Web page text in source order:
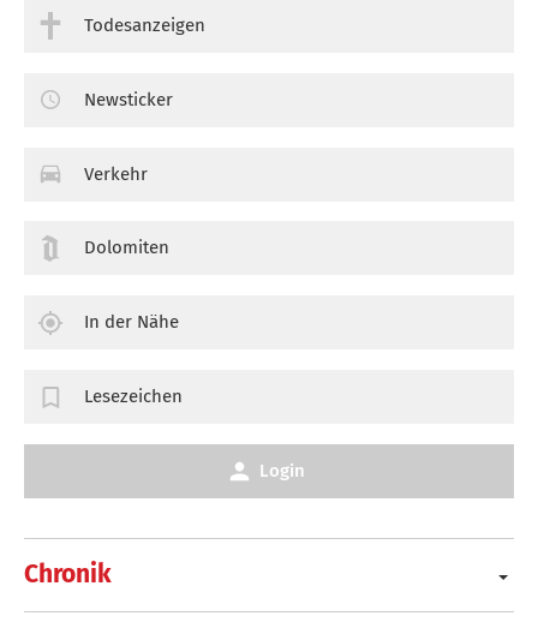
Chronik
Todesanzeigen
Newsticker
Verkehr
Dolomiten
In der Nähe
Lesezeichen
Login